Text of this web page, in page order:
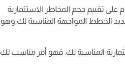
ثقييم حجم المخاطر الاستثمارية
حديد الخطط المواجهة المناسبة لك وهو
المناسبة لك. فهو أمر مناسب لك